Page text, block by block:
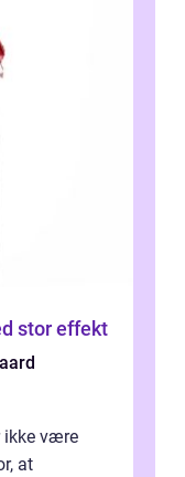
med stor effekt
ikke være
at